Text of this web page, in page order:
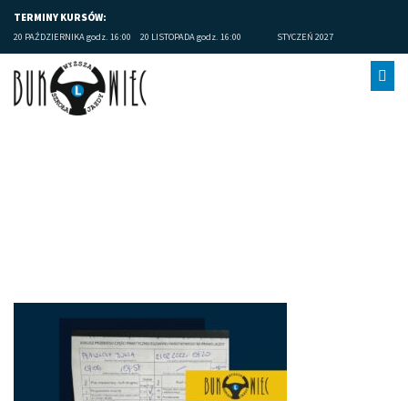
TERMINY KURSÓW:
20 PAŹDZIERNIKA godz. 16:00 20 LISTOPADA godz. 16:00 STYCZEŃ 2027